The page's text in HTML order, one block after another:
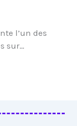
l’un des
sur…